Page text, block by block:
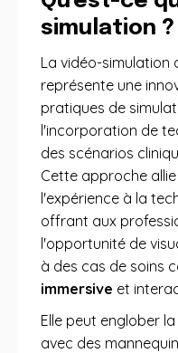
simulation ?
La vidéo-simulation
représente une
pratiques de
l'incorporation de
des scénarios
Cette approche
l'expérience à la
offrant aux
l'opportunité de
à des cas de soins
immersive et
Elle peut englober
avec des